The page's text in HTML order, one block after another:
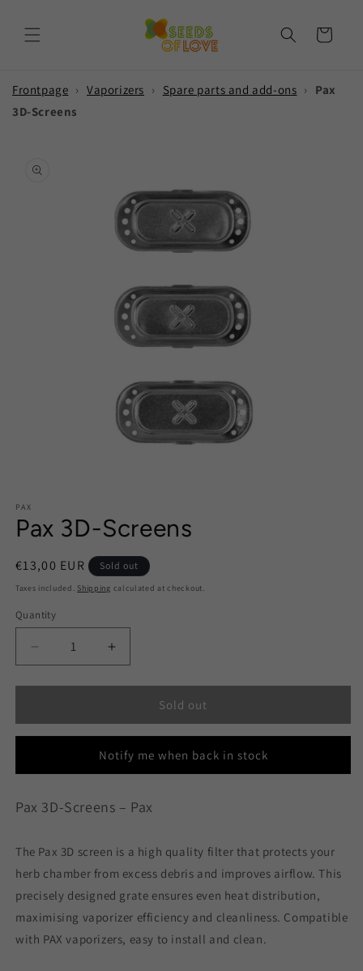
content
Cart
Frontpage › Vaporizers › Spare parts and add-ons ›
Pax
3D-Screens
product
information
media
1
in
modal
PAX
Pax 3D-Screens
Regular
price
€13,00 EUR Sold out
Taxes included. Shipping calculated at checkout.
Quantity
Quantity
Decrease
quantity
for
3D-
Screens
Increase
quantity
for
3D-
Screens
Sold out
Notify me when back in stock
Pax 3D-Screens – Pax
The Pax 3D screen is a high quality filter that protects your
herb chamber from excess debris and improves airflow. This
precisely designed grate ensures even heat distribution,
maximising vaporizer efficiency and cleanliness. Compatible
with PAX vaporizers, easy to install and clean.